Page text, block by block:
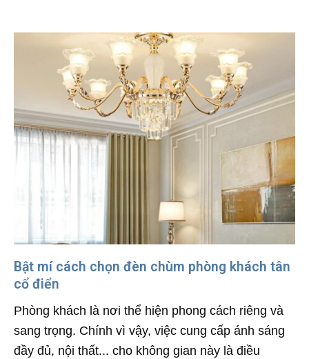
Bật mí cách chọn đèn chùm phòng khách tân
cổ điển
Phòng khách là nơi thể hiện phong cách riêng và
sang trọng. Chính vì vậy, việc cung cấp ánh sáng
đầy đủ, nội thất... cho không gian này là điều